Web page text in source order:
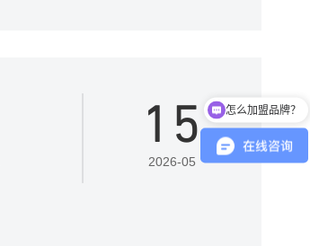
15
2026-05
现在有优惠活动吗